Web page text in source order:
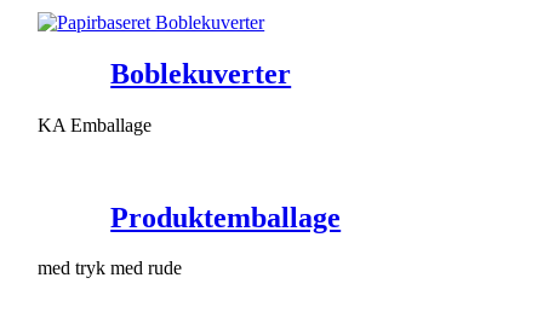
Boblekuverter
KA Emballage
Produktemballage
med tryk med rude